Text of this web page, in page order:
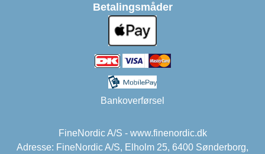
Betalingsmåder
Bankoverførsel
FineNordic A/S - www.finenordic.dk
Adresse: FineNordic A/S, Elholm 25, 6400 Sønderborg,